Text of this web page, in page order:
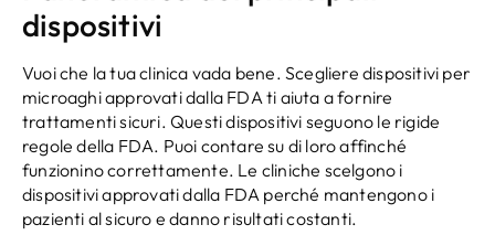
dispositivi
Vuoi che la tua clinica vada bene. Scegliere dispositivi per
microaghi approvati dalla FDA ti aiuta a fornire
trattamenti sicuri. Questi dispositivi seguono le rigide
regole della FDA. Puoi contare su di loro affinché
funzionino correttamente. Le cliniche scelgono i
dispositivi approvati dalla FDA perché mantengono i
pazienti al sicuro e danno risultati costanti.